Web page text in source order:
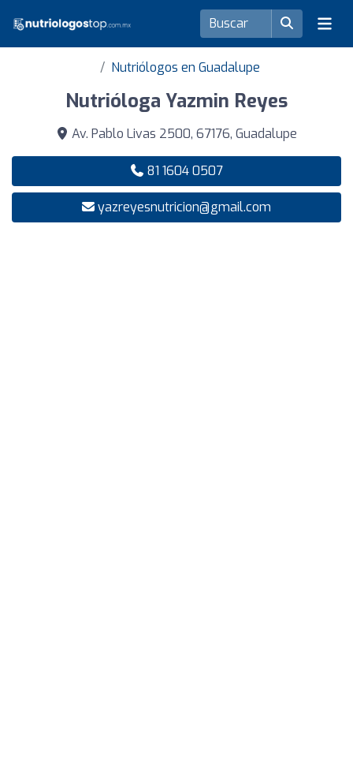
Nutriólogos en Guadalupe
Nutrióloga Yazmin Reyes
Av. Pablo Livas 2500, 67176, Guadalupe
81 1604 0507
yazreyesnutricion@gmail.com